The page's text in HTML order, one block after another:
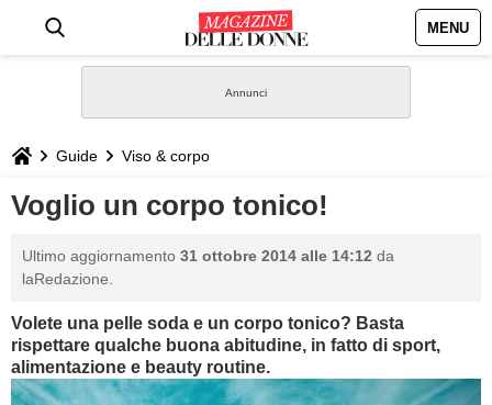
MENU
STILE
BIOGRAFIE
GASTRONOMIA
Guide Viso & corpo
Voglio un corpo tonico!
Ultimo aggiornamento 31 ottobre 2014 alle 14:12 da
laRedazione.
Volete una pelle soda e un corpo tonico? Basta
rispettare qualche buona abitudine, in fatto di sport,
alimentazione e beauty routine.